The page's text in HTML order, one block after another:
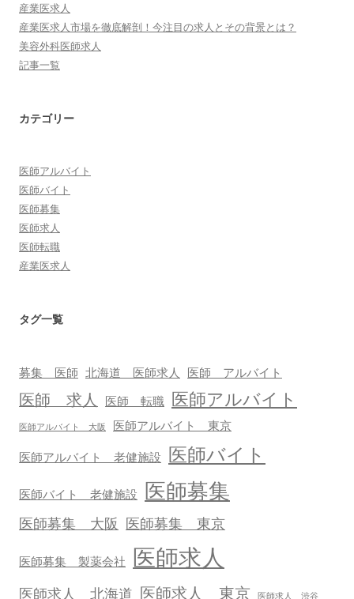
産業医求人
産業医求人市場を徹底解剖！今注目の求人とその背景とは？
美容外科医師求人
記事一覧
カテゴリー
医師アルバイト
医師バイト
医師募集
医師求人
医師転職
産業医求人
タグ一覧
募集 医師 北海道 医師求人 医師 アルバイト
医師 求人 医師 転職 医師アルバイト
医師アルバイト 大阪 医師アルバイト 東京
医師アルバイト 老健施設 医師バイト
医師バイト 老健施設 医師募集
医師募集 大阪 医師募集 東京
医師募集 製薬会社 医師求人
医師求人 北海道 医師求人 東京 医師求人 渋谷